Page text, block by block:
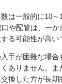
は一般的に10～
や配管は、一
る可能性が高い
手が困難な場合
ありません。ま
換した方が長